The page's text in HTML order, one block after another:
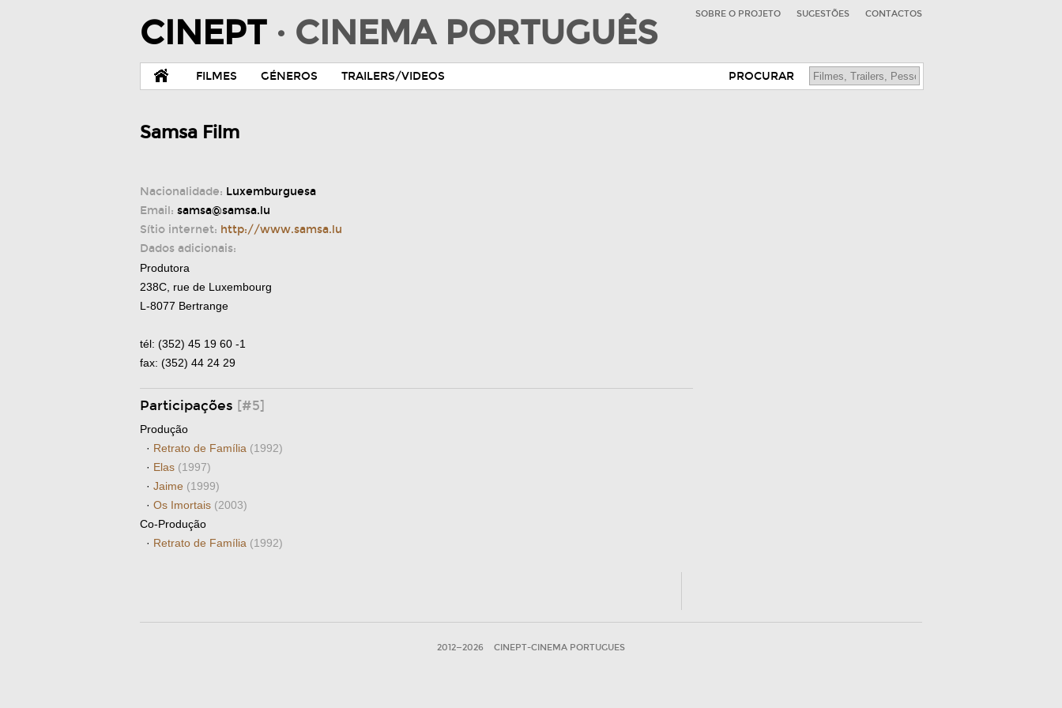
CINEPT · CINEMA PORTUGUÊS SOBRE O PROJETO SUGESTÕES CONTACTOS
FILMES GÉNEROS TRAILERS/VIDEOS PROCURAR
Samsa Film
Nacionalidade: Luxemburguesa
Email: samsa@samsa.lu
Sítio internet: http://www.samsa.lu
Dados adicionais:
Produtora
238C, rue de Luxembourg
L-8077 Bertrange
tél: (352) 45 19 60 -1
fax: (352) 44 24 29
Participações [#5]
Produção
· Retrato de Família (1992)
· Elas (1997)
· Jaime (1999)
· Os Imortais (2003)
Co-Produção
· Retrato de Família (1992)
2012—2026 CINEPT-CINEMA PORTUGUES